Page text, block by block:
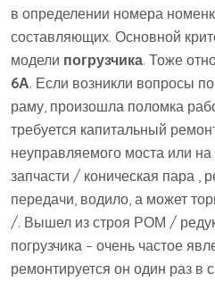
в определении номера
составляющих. Основной
модели погрузчика. Тоже
6А. Если возникли вопросы
раму, произошла поломка
требуется капитальный
неуправляемого моста или
запчасти / коническая пара ,
передачи, водило, а может
/. Вышел из строя РОМ /
погрузчика – очень частое
ремонтируется он один раз в